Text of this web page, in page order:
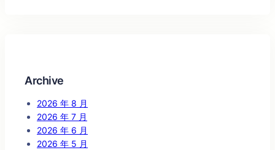
Archive
2026 年 8 月
2026 年 7 月
2026 年 6 月
2026 年 5 月